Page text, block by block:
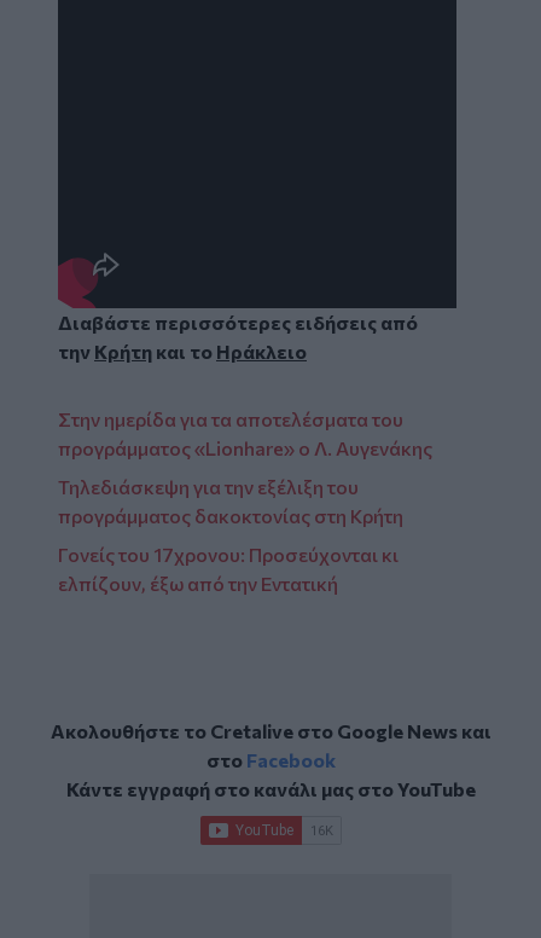
Διαβάστε περισσότερες ειδήσεις από
την Κρήτη και το Ηράκλειο
Στην ημερίδα για τα αποτελέσματα του
προγράμματος «Lionhare» ο Λ. Αυγενάκης
Τηλεδιάσκεψη για την εξέλιξη του
προγράμματος δακοκτονίας στη Κρήτη
Γονείς του 17χρονου: Προσεύχονται κι
ελπίζουν, έξω από την Εντατική
Ακολουθήστε το Cretalive στο Google Newsκαι
στο Facebook
Κάντε εγγραφή στο κανάλι μας στοYouTube